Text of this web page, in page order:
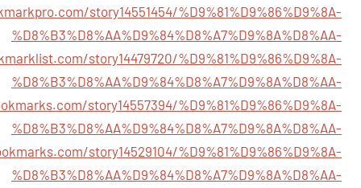
story14551454/%D9%81%D9%86%D9%8A-
%D8%B3%D8%AA%D9%84%D8%A7%D9%8A%D8%AA-
story14479720/%D9%81%D9%86%D9%8A-
%D8%B3%D8%AA%D9%84%D8%A7%D9%8A%D8%AA-
story14557394/%D9%81%D9%86%D9%8A-
%D8%B3%D8%AA%D9%84%D8%A7%D9%8A%D8%AA-
story14529104/%D9%81%D9%86%D9%8A-
%D8%B3%D8%AA%D9%84%D8%A7%D9%8A%D8%AA-